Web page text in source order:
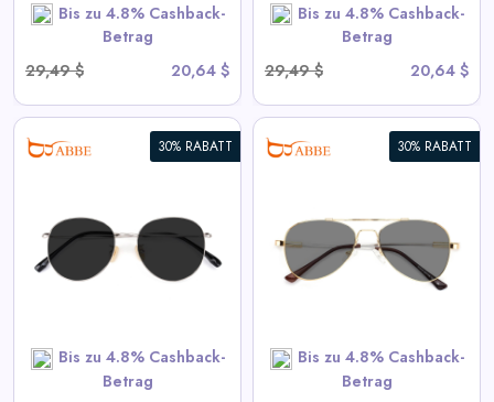
Bis zu 4.8% Cashback-
Betrag
29,49 $
20,64 $
Bis zu 4.8% Cashback-
Betrag
29,49 $
20,64 $
SHOP NOW
30% RABATT
Bis zu 4.8% Cashback-
Betrag
30% RABATT
Bis zu 4.8% Cashback-
Betrag
Sonnenbrille
View All ABBE Deals
SHOP NOW